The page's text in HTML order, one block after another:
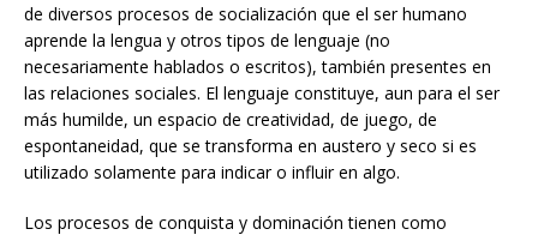
de diversos procesos de socialización que el ser humano
aprende la lengua y otros tipos de lenguaje (no
necesariamente hablados o escritos), también presentes en
las relaciones sociales. El lenguaje constituye, aun para el ser
más humilde, un espacio de creatividad, de juego, de
espontaneidad, que se transforma en austero y seco si es
utilizado solamente para indicar o influir en algo.
Los procesos de conquista y dominación tienen como